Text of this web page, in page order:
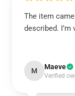
The item
described. I’m
M Maeve
Verified